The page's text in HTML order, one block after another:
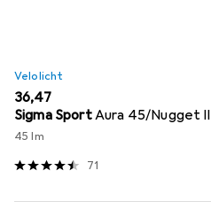
Velolicht
EUR
36,47
Sigma SportAura 45/Nugget II
45 lm
71